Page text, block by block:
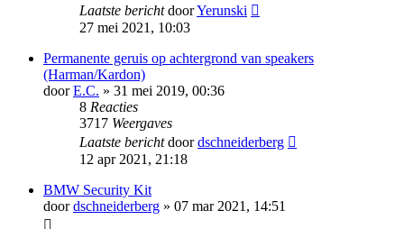
Laatste berichtdoorYerunski
27 mei 2021, 10:03
Permanente geruis op achtergrond van speakers
(Harman/Kardon)
doorE.C. » 31 mei 2019, 00:36
8 Reacties
3717 Weergaves
Laatste berichtdoordschneiderberg
12 apr 2021, 21:18
BMW Security Kit
doordschneiderberg » 07 mar 2021, 14:51